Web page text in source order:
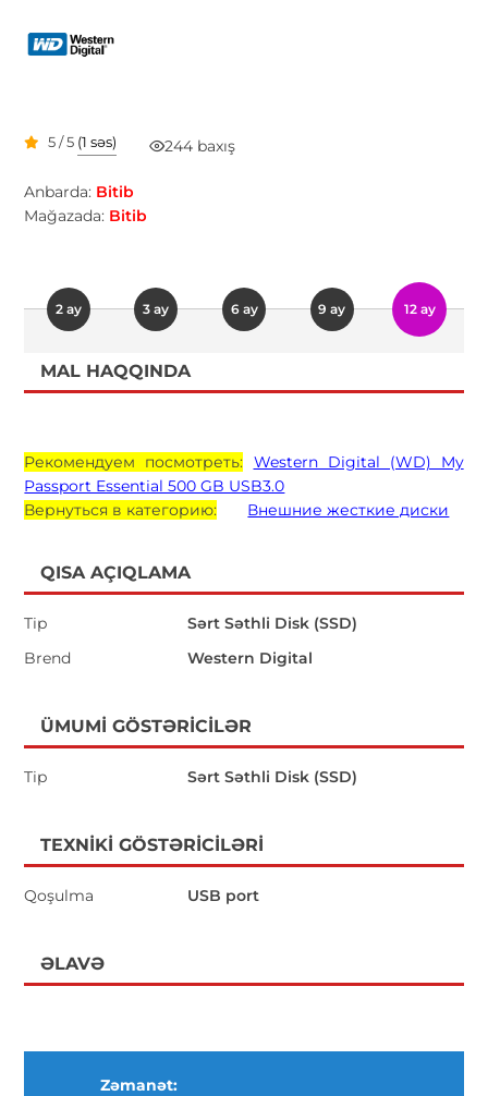
5 / 5 (1 səs) 244 baxış
Anbarda: Bitib
Mağazada: Bitib
2 ay 3 ay 6 ay 9 ay 12 ay
MAL HAQQINDA
Рекомендуем посмотреть:
Western Digital (WD) My
Passport Essential 500 GB USB3.0
Вернуться в категорию:
Внешние жесткие диски
QISA AÇIQLAMA
Tip
Sərt Səthli Disk (SSD)
Brend
Western Digital
ÜMUMI GÖSTƏRICILƏR
Tip Sərt Səthli Disk (SSD)
TEXNIKI GÖSTƏRICILƏRI
Qoşulma USB port
ƏLAVƏ
Zəmanət: